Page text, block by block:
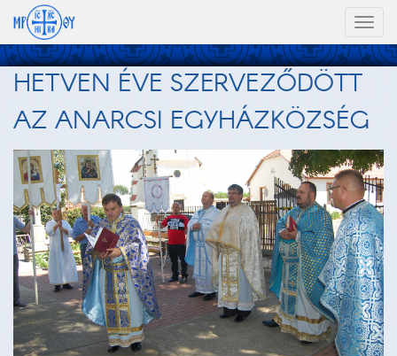
HETVEN ÉVE SZERVEZŐDÖTT
AZ ANARCSI EGYHÁZKÖZSÉG